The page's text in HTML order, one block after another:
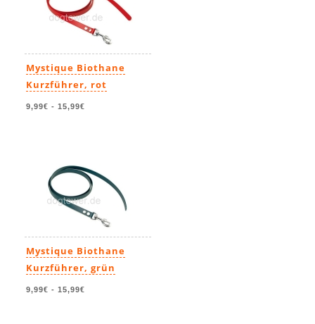
Mystique Biothane
Kurzführer, rot
9,99€ - 15,99€
Mystique Biothane
Kurzführer, grün
9,99€ - 15,99€